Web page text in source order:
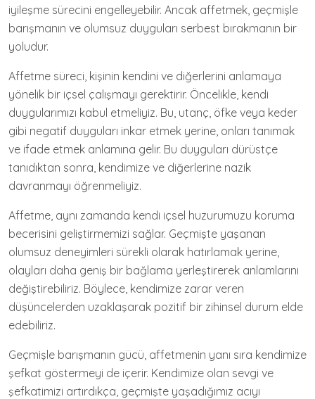
iyileşme sürecini engelleyebilir. Ancak affetmek, geçmişle
barışmanın ve olumsuz duyguları serbest bırakmanın bir
yoludur.
Affetme süreci, kişinin kendini ve diğerlerini anlamaya
yönelik bir içsel çalışmayı gerektirir. Öncelikle, kendi
duygularımızı kabul etmeliyiz. Bu, utanç, öfke veya keder
gibi negatif duyguları inkar etmek yerine, onları tanımak
ve ifade etmek anlamına gelir. Bu duyguları dürüstçe
tanıdıktan sonra, kendimize ve diğerlerine nazik
davranmayı öğrenmeliyiz.
Affetme, aynı zamanda kendi içsel huzurumuzu koruma
becerisini geliştirmemizi sağlar. Geçmişte yaşanan
olumsuz deneyimleri sürekli olarak hatırlamak yerine,
olayları daha geniş bir bağlama yerleştirerek anlamlarını
değiştirebiliriz. Böylece, kendimize zarar veren
düşüncelerden uzaklaşarak pozitif bir zihinsel durum elde
edebiliriz.
Geçmişle barışmanın gücü, affetmenin yanı sıra kendimize
şefkat göstermeyi de içerir. Kendimize olan sevgi ve
şefkatimizi artırdıkça, geçmişte yaşadığımız acıyı